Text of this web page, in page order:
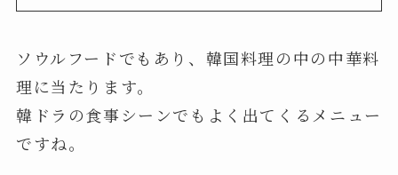
ソウルフードでもあり、韓国料理の中の中華料
理に当たります。
韓ドラの食事シーンでもよく出てくるメニュー
ですね。